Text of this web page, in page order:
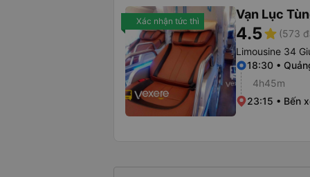
Xác nhận tức thì Vạn Lục
4.5star (573
Limousine 34
18:30 •
4h45m
23:15 • Bến